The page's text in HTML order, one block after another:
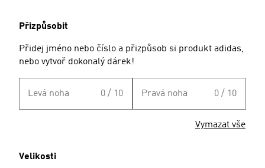
Přizpůsobit
Přidej jméno nebo číslo a přizpůsob si produkt adidas,
nebo vytvoř dokonalý dárek!
Levá noha 0 / 10 Pravá noha 0 / 10
Vymazat vše
Velikosti